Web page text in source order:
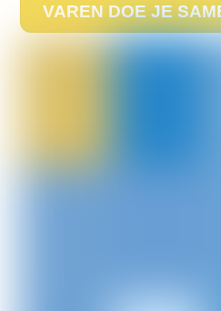
VAREN DOE JE